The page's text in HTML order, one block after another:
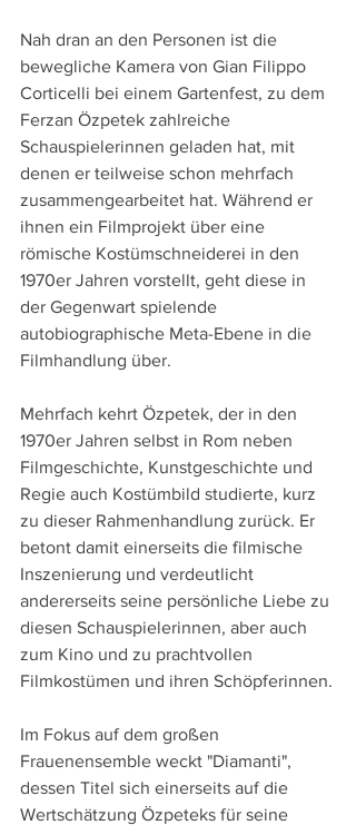
Nah dran an den Personen ist die
bewegliche Kamera von Gian Filippo
Corticelli bei einem Gartenfest, zu dem
Ferzan Özpetek zahlreiche
Schauspielerinnen geladen hat, mit
denen er teilweise schon mehrfach
zusammengearbeitet hat. Während er
ihnen ein Filmprojekt über eine
römische Kostümschneiderei in den
1970er Jahren vorstellt, geht diese in
der Gegenwart spielende
autobiographische Meta-Ebene in die
Filmhandlung über.
Mehrfach kehrt Özpetek, der in den
1970er Jahren selbst in Rom neben
Filmgeschichte, Kunstgeschichte und
Regie auch Kostümbild studierte, kurz
zu dieser Rahmenhandlung zurück. Er
betont damit einerseits die filmische
Inszenierung und verdeutlicht
andererseits seine persönliche Liebe zu
diesen Schauspielerinnen, aber auch
zum Kino und zu prachtvollen
Filmkostümen und ihren Schöpferinnen.
Im Fokus auf dem großen
Frauenensemble weckt "Diamanti",
dessen Titel sich einerseits auf die
Wertschätzung Özpeteks für seine